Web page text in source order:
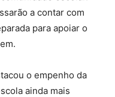
a contar com
para apoiar o
o empenho da
ainda mais